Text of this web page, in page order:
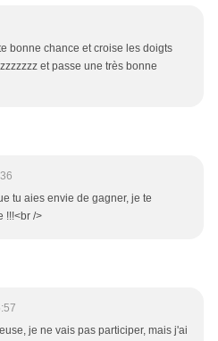
bonne chance et croise les doigts
et passe une très bonne
tu aies envie de gagner, je te
!!!<br />
je ne vais pas participer, mais j'ai